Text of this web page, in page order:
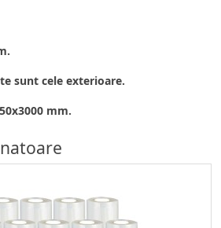
sunt cele exterioare.
mm.